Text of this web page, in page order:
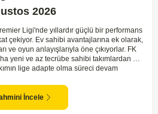
2026
Ligi'nde yıllardır güçlü bir performans
çekiyor. Ev sahibi avantajlarına ek olarak,
ve oyun anlayışlarıyla öne çıkıyorlar. FK
yeni ve az tecrübe sahibi takımlardan biri
lige adapte olma süreci devam
tecrübeli kadrosu göz önüne
Zenit'in kontrolünde geçebilir. Bu faktörlerle
ulaşması olası görünüyor.
İncele